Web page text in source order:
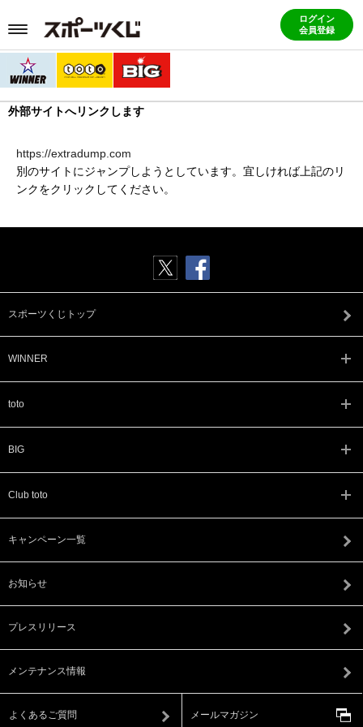
ログイン
会員登録
外部サイトへリンクします
https://extradump.com
別のサイトにジャンプしようとしています。宜しければ上記のリ
ンクをクリックしてください。
スポーツくじトップ
WINNER
toto
BIG
Club toto
キャンペーン一覧
お知らせ
プレスリリース
メンテナンス情報
よくあるご質問 メールマガジン